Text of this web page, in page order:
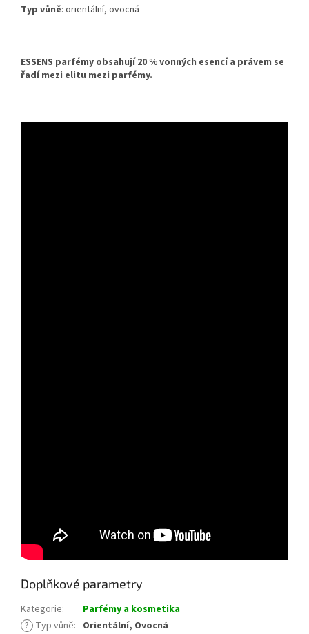
Typ vůně: orientální, ovocná
ESSENS parfémy obsahují 20 % vonných esencí a právem se
řadí mezi elitu mezi parfémy.
Doplňkové parametry
Kategorie:
Parfémy a kosmetika
? Typ vůně: Orientální, Ovocná